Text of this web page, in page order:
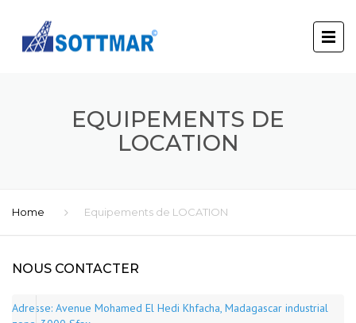
EQUIPEMENTS DE
LOCATION
Home Equipements de LOCATION
NOUS CONTACTER
Adresse: Avenue Mohamed El Hedi Khfacha, Madagascar industrial